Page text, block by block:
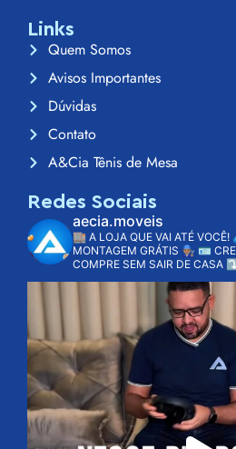
Links
Quem Somos
Avisos Importantes
Dúvidas
Contato
A&Cia Tênis de Mesa
Redes Sociais
aecia.moveis
🏬 A LOJA QUE VAI ATÉ
MONTAGEM GRÁTIS 👨🏽‍🔧 🪪
COMPRE SEM SAIR DE CASA ⤵️